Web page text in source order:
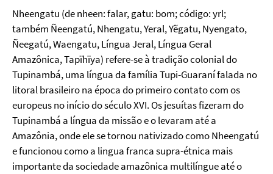
Nheengatu (de nheen: falar, gatu: bom; código: yrl;
também Ñeengatú, Nhengatu, Yeral, Yẽgatu, Nyengato,
Ñeegatú, Waengatu, Língua Jeral, Língua Geral
Amazônica, Tapïhïya) refere-se à tradição colonial do
Tupinambá, uma língua da família Tupi-Guaraní falada no
litoral brasileiro na época do primeiro contato com os
europeus no início do século XVI. Os jesuítas fizeram do
Tupinambá a língua da missão e o levaram até a
Amazônia, onde ele se tornou nativizado como Nheengatú
e funcionou como a lingua franca supra-étnica mais
importante da sociedade amazônica multilíngue até o